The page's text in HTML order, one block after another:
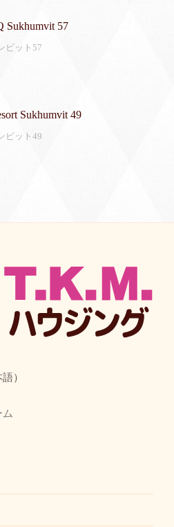
Sukhumvit 57
ビット57
Sukhumvit 49
ビット49
）